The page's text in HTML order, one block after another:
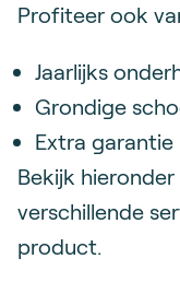
Profiteer ook
Jaarlijks
Grondige
Extra garantie
Bekijk
verschillende
product.